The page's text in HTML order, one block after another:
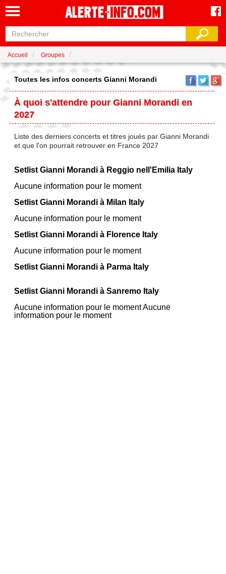
Accueil Groupes
Toutes les infos concerts Gianni Morandi
À quoi s'attendre pour Gianni Morandi en
2027
Liste des derniers concerts et titres joués par Gianni Morandi
et que l'on pourrait retrouver en France 2027
Setlist Gianni Morandi à Reggio nell'Emilia Italy
Aucune information pour le moment
Setlist Gianni Morandi à Milan Italy
Aucune information pour le moment
Setlist Gianni Morandi à Florence Italy
Aucune information pour le moment
Setlist Gianni Morandi à Parma Italy
Setlist Gianni Morandi à Sanremo Italy
Aucune information pour le moment Aucune
information pour le moment